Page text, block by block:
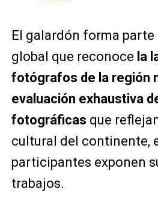
El galardón forma
global que reconoce la
fotógrafos de la región
evaluación exhaustiva
fotográficas que
cultural del continente,
participantes exponen
trabajos.